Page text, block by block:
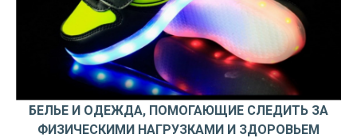
БЕЛЬЕ И ОДЕЖДА, ПОМОГАЮЩИЕ СЛЕДИТЬ ЗА
ФИЗИЧЕСКИМИ НАГРУЗКАМИ И ЗДОРОВЬЕМ